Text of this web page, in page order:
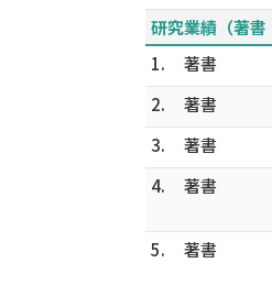
研究業績（著書
1.
著書
2.
著書
3.
著書
4.
著書
5.
著書